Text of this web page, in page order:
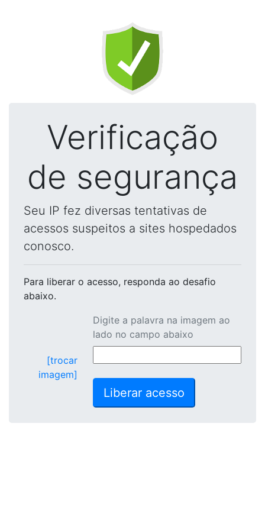
Verificação
de segurança
Seu IP fez diversas tentativas de
acessos suspeitos a sites hospedados
conosco.
Para liberar o acesso, responda ao desafio
abaixo.
[trocar
imagem]
Digite a palavra na imagem ao
lado no campo abaixo